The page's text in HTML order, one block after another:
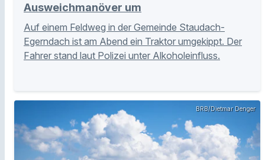
Ausweichmanöver um
Auf einem Feldweg in der Gemeinde Staudach-
Egerndach ist am Abend ein Traktor umgekippt. Der
Fahrer stand laut Polizei unter Alkoholeinfluss.
BRB/Dietmar Denger